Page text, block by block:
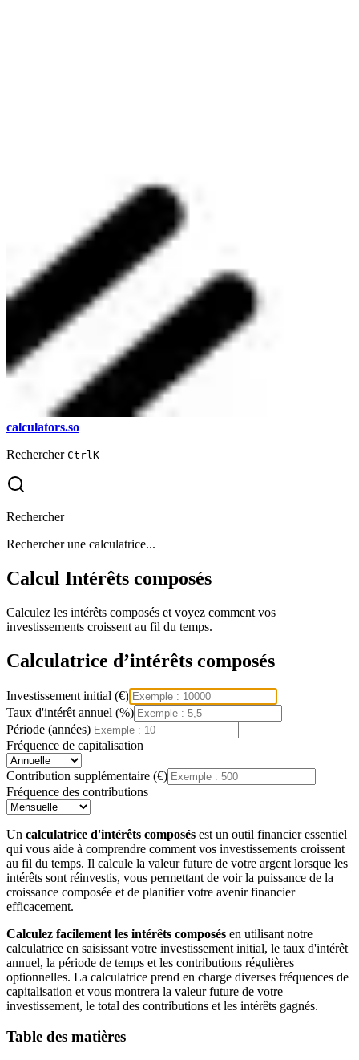
calculators.so
Rechercher CtrlK
Rechercher
Rechercher une calculatrice...
Calcul Intérêts composés
Calculez les intérêts composés et voyez comment vos
investissements croissent au fil du temps.
Calculatrice d’intérêts composés
Investissement initial (€)
Taux d'intérêt annuel (%)
Période (années)
Fréquence de capitalisation
Contribution supplémentaire (€)
Fréquence des contributions
Un calculatrice d'intérêts composés est un outil financier essentiel
qui vous aide à comprendre comment vos investissements croissent
au fil du temps. Il calcule la valeur future de votre argent lorsque les
intérêts sont réinvestis, vous permettant de voir la puissance de la
croissance composée et de planifier votre avenir financier
efficacement.
Calculez facilement les intérêts composés en utilisant notre
calculatrice en saisissant votre investissement initial, le taux d'intérêt
annuel, la période de temps et les contributions régulières
optionnelles. La calculatrice prend en charge diverses fréquences de
capitalisation et vous montrera la valeur future de votre
investissement, le total des contributions et les intérêts gagnés.
Table des matières